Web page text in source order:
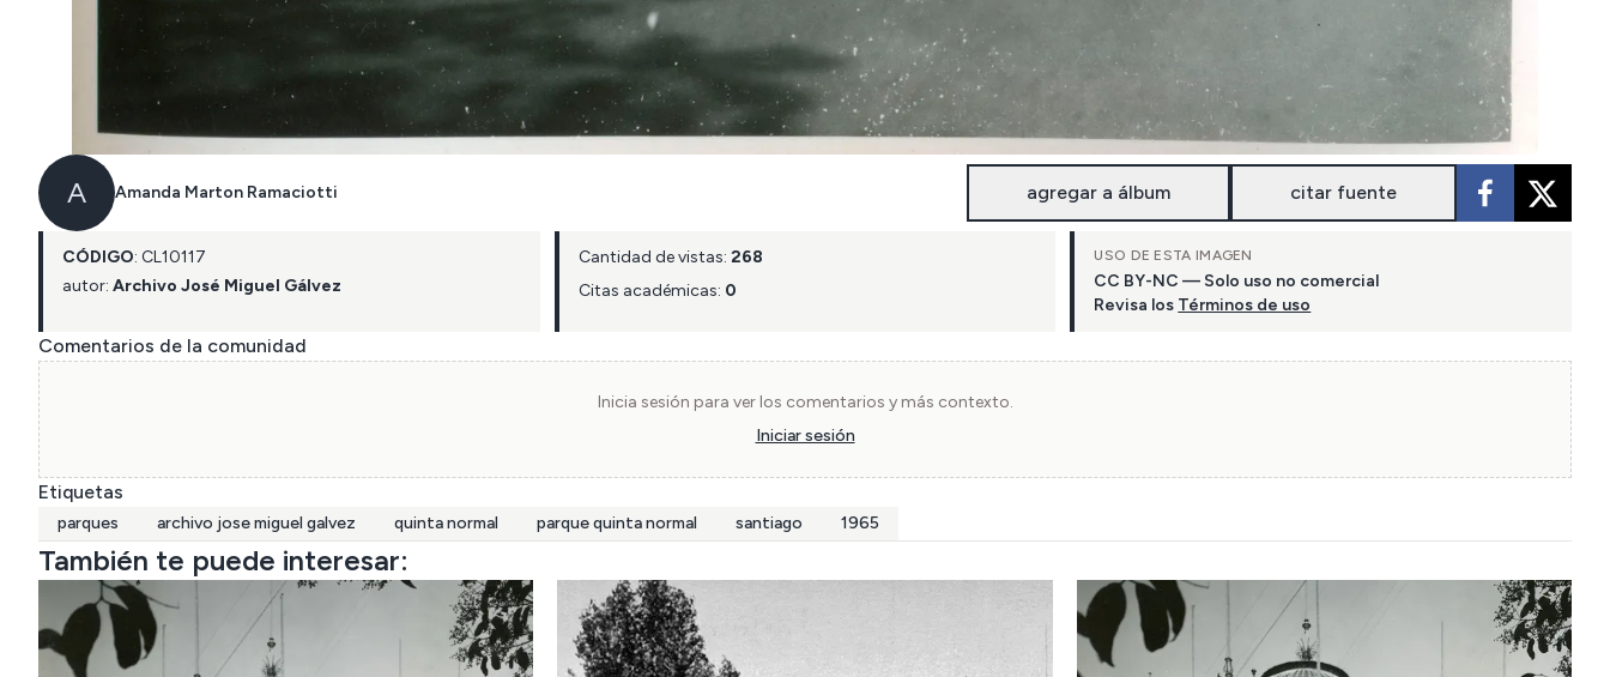
A Amanda Marton Ramaciotti agregar a álbum citar fuente
CÓDIGO: CL10117
autor: Archivo José Miguel Gálvez
Cantidad de vistas: 268
Citas académicas: 0
USO DE ESTA IMAGEN
CC BY-NC — Solo uso no comercial
Revisa los Términos de uso
Comentarios de la comunidad
Inicia sesión para ver los comentarios y más contexto.
Iniciar sesión
Etiquetas
parques archivo jose miguel galvez quinta normal parque quinta normal santiago 1965
También te puede interesar: